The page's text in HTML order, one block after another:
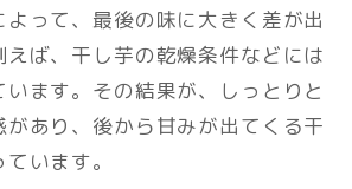
って、最後の味に大きく差が出
えば、干し芋の乾燥条件などには
ます。その結果が、しっとりと
があり、後から甘みが出てくる干
います。